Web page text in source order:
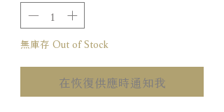
無庫存 Out of Stock
在恢復供應時通知我